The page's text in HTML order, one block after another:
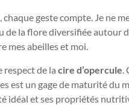
, chaque geste compte. Je ne
de la flore diversifiée autour
mes abeilles et moi.
respect de la cire d’opercule.
est un gage de maturité du
idéal et ses propriétés